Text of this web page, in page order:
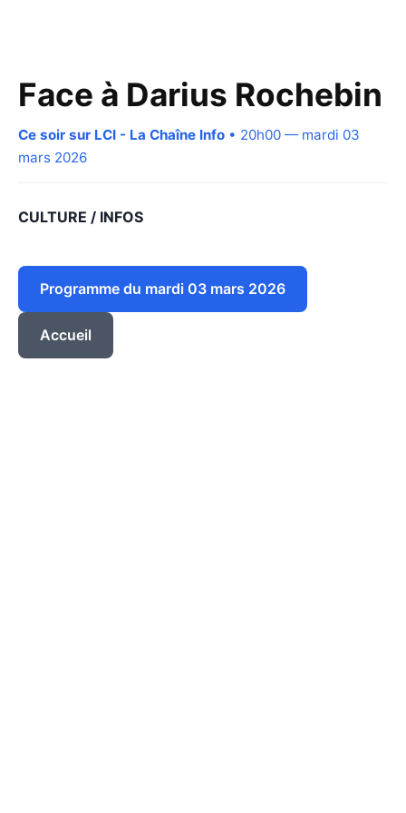
Face à Darius Rochebin
Ce soir sur LCI - La Chaîne Info • 20h00 — mardi 03
mars 2026
CULTURE / INFOS
Programme du mardi 03 mars 2026
Accueil